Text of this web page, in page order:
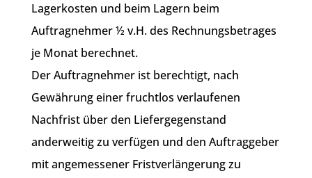
Lagerkosten und beim Lagern beim
Auftragnehmer ½ v.H. des Rechnungsbetrages
je Monat berechnet.
Der Auftragnehmer ist berechtigt, nach
Gewährung einer fruchtlos verlaufenen
Nachfrist über den Liefergegenstand
anderweitig zu verfügen und den Auftraggeber
mit angemessener Fristverlängerung zu